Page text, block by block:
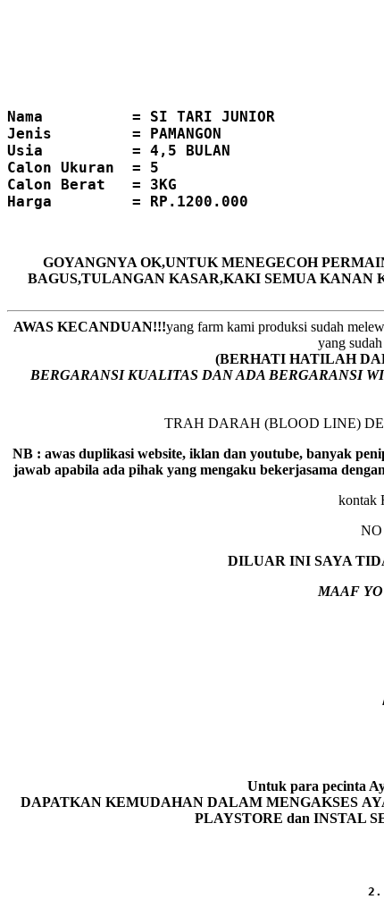
Nama          = SI TARI JUNIOR
Jenis         = PAMANGON
Usia          = 4,5 BULAN
Calon Ukuran  = 5
Harga         = RP.1200.000
GOYANGNYA OK,UNTUK MENEGECOH
BAGUS,TULANGAN KASAR,KAKI SEMUA KANAN
AWAS KECANDUAN!!!yang farm kami produksi sudah
yang
(BERHATI HATILAH
BERGARANSI KUALITAS DAN ADA BERGARANSI
TRAH DARAH (BLOOD LINE)
NB : awas duplikasi website, iklan dan youtube, banyak
jawab apabila ada pihak yang mengaku bekerjasama
kontak
DILUAR INI SAYA
MAAF
Untuk para pecinta
DAPATKAN KEMUDAHAN DALAM MENGAKSES
PLAYSTORE dan INSTAL
2.